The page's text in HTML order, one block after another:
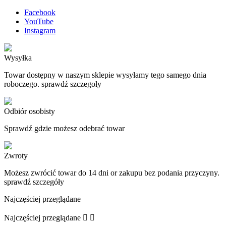
Facebook
YouTube
Instagram
Wysyłka
Towar dostępny w naszym sklepie wysyłamy tego samego dnia
roboczego. sprawdź szczegoły
Odbiór osobisty
Sprawdź gdzie możesz odebrać towar
Zwroty
Możesz zwrócić towar do 14 dni or zakupu bez podania przyczyny.
sprawdź szczegóły
Najczęściej przeglądane
Najczęściej przeglądane  